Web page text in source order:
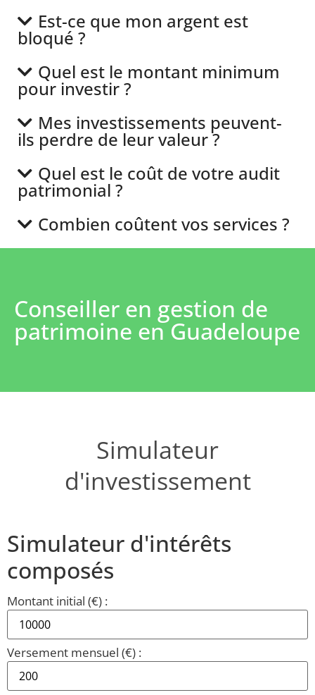
Est-ce que mon argent est
bloqué ?
Quel est le montant minimum
pour investir ?
Mes investissements peuvent-
ils perdre de leur valeur ?
Quel est le coût de votre audit
patrimonial ?
Combien coûtent vos services ?
Conseiller en gestion de
patrimoine en Guadeloupe
Simulateur
d'investissement
Simulateur d'intérêts
composés
Montant initial (€) :
Versement mensuel (€) :